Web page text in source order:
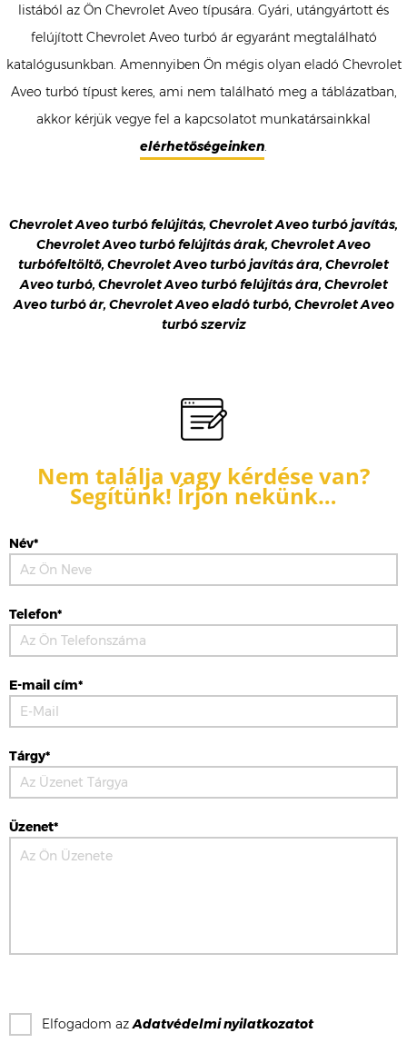
listából az Ön Chevrolet Aveo típusára. Gyári, utángyártott és
felújított Chevrolet Aveo turbó ár egyaránt megtalálható
katalógusunkban. Amennyiben Ön mégis olyan eladó Chevrolet
Aveo turbó típust keres, ami nem található meg a táblázatban,
akkor kérjük vegye fel a kapcsolatot munkatársainkkal
elérhetőségeinken.
Chevrolet Aveo turbó felújítás, Chevrolet Aveo turbó javítás,
Chevrolet Aveo turbó felújítás árak, Chevrolet Aveo
turbófeltöltő, Chevrolet Aveo turbó javítás ára, Chevrolet
Aveo turbó, Chevrolet Aveo turbó felújítás ára, Chevrolet
Aveo turbó ár, Chevrolet Aveo eladó turbó, Chevrolet Aveo
turbó szerviz
Nem találja vagy kérdése van?
Segítünk! Írjon nekünk…
Név*
Telefon*
E-mail cím*
Tárgy*
Üzenet*
Elfogadom azAdatvédelmi nyilatkozatot